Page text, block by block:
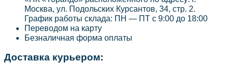
Москва, ул. Подольских Курсантов, 34, стр. 2.
График работы склада: ПН — ПТ с 9:00 до 18:00
Переводом на карту
Безналичная форма оплаты
Доставка курьером: